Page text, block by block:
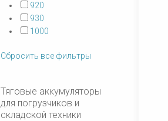
920
930
1000
Сбросить все фильтры
Тяговые аккумуляторы
для погрузчиков и
складской техники